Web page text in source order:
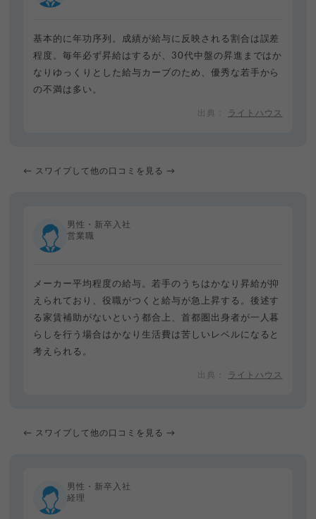
基本的に年功序列。成績が給与に反映される割合は誤差
程度。毎年必ず昇給はするが、30代中盤の昇進まではか
なりゆっくりとした給与カーブのため、優秀な若手から
の不満は多い。
ライトハウス
← スワイプして他の口コミを見る →
男性・新卒入社
営業職
メーカー平均程度の給与。若手のうちはかなり昇給が抑
えられており、役職がつくと給与が急上昇する。後述す
る家賃補助がないという都合上、首都圏出身者が一人暮
らしを行う場合はかなり生活費は苦しいレベルになると
考えられる。
ライトハウス
← スワイプして他の口コミを見る →
男性・新卒入社
経理